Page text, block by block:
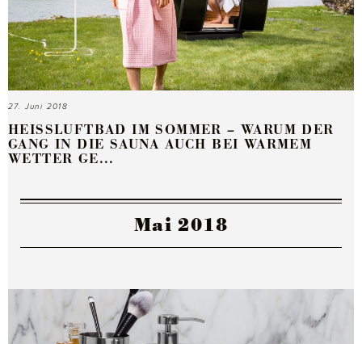
27. Juni 2018
HEISSLUFTBAD IM SOMMER – WARUM DER G
ANG IN DIE SAUNA AUCH BEI WARMEM W
ETTER GE...
Mai 2018